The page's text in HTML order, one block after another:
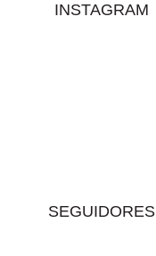
INSTAGRAM
SEGUIDORES